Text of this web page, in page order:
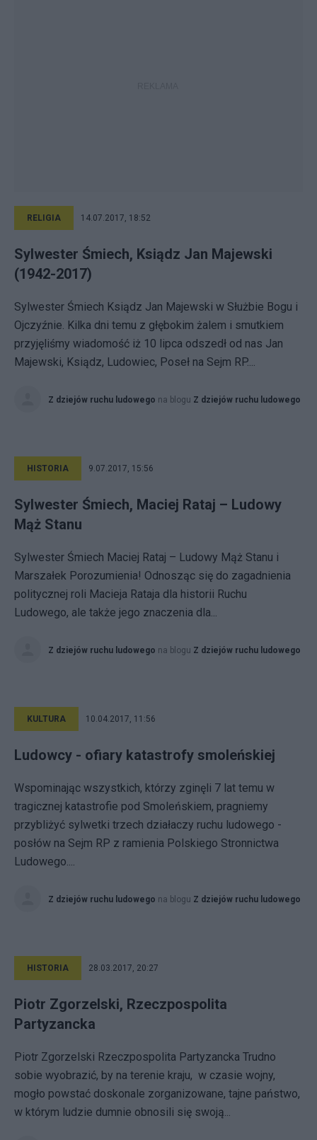
RELIGIA 14.07.2017, 18:52
Sylwester Śmiech, Ksiądz Jan Majewski
(1942-2017)
Sylwester Śmiech Ksiądz Jan Majewski w Służbie Bogu i
Ojczyźnie. Kilka dni temu z głębokim żalem i smutkiem
przyjęliśmy wiadomość iż 10 lipca odszedł od nas Jan
Majewski, Ksiądz, Ludowiec, Poseł na Sejm RP....
Z dziejów ruchu ludowego na blogu Z dziejów ruchu ludowego
HISTORIA 9.07.2017, 15:56
Sylwester Śmiech, Maciej Rataj – Ludowy
Mąż Stanu
Sylwester Śmiech Maciej Rataj – Ludowy Mąż Stanu i
Marszałek Porozumienia! Odnosząc się do zagadnienia
politycznej roli Macieja Rataja dla historii Ruchu
Ludowego, ale także jego znaczenia dla...
Z dziejów ruchu ludowego na blogu Z dziejów ruchu ludowego
KULTURA 10.04.2017, 11:56
Ludowcy - ofiary katastrofy smoleńskiej
Wspominając wszystkich, którzy zginęli 7 lat temu w
tragicznej katastrofie pod Smoleńskiem, pragniemy
przybliżyć sylwetki trzech działaczy ruchu ludowego -
posłów na Sejm RP z ramienia Polskiego Stronnictwa
Ludowego....
Z dziejów ruchu ludowego na blogu Z dziejów ruchu ludowego
HISTORIA 28.03.2017, 20:27
Piotr Zgorzelski, Rzeczpospolita
Partyzancka
Piotr Zgorzelski Rzeczpospolita Partyzancka Trudno
sobie wyobrazić, by na terenie kraju, w czasie wojny,
mogło powstać doskonale zorganizowane, tajne państwo,
w którym ludzie dumnie obnosili się swoją...